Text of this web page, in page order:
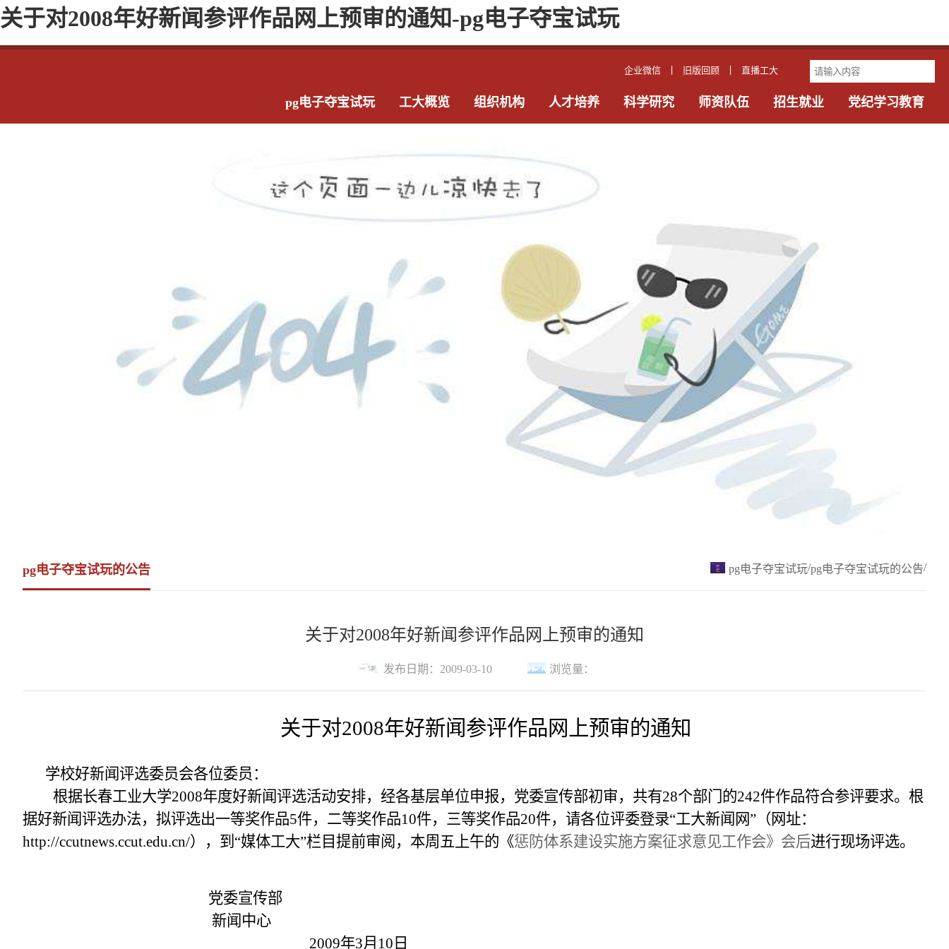
关于对2008年好新闻参评作品网上预审的通知-pg电子夺宝试玩
企业微信 旧版回顾 直播工大
pg电子夺宝试玩 工大概览 组织机构 人才培养 科学研究 师资队伍 招生就业 党纪学习教育
pg电子夺宝试玩的公告 pg电子夺宝试玩/pg电子夺宝试玩的公告/
关于对2008年好新闻参评作品网上预审的通知
发布日期：2009-03-10 浏览量：
关于对2008年好新闻参评作品网上预审的通知
学校好新闻评选委员会各位委员：
根据长春工业大学2008年度好新闻评选活动安排，经各基层单位申报，党委宣传部初审，共有28个部门的242件作品符合参评要求。根
据好新闻评选办法，拟评选出一等奖作品5件，二等奖作品10件，三等奖作品20件，请各位评委登录“工大新闻网”（网址：
http://ccutnews.ccut.edu.cn/），到“媒体工大”栏目提前审阅，本周五上午的《惩防体系建设实施方案征求意见工作会》会后进行现场评选。
党委宣传部
新闻中心
2009年3月 10 日